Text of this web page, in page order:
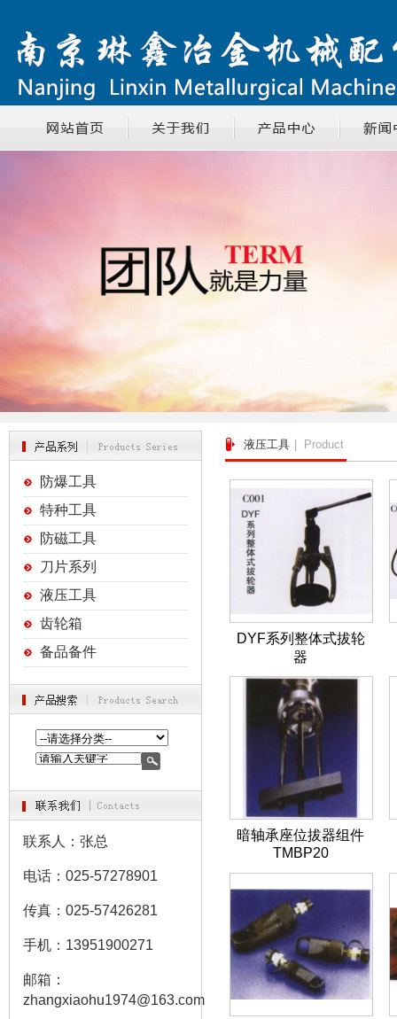
防爆工具
特种工具
防磁工具
刀片系列
液压工具
齿轮箱
备品备件
联系人：张总
电话：025-57278901
传真：025-57426281
手机：13951900271
邮箱：
zhangxiaohu1974@163.com
液压工具 | Product
DYF系列整体式拔轮
器
暗轴承座位拔器组件
TMBP20